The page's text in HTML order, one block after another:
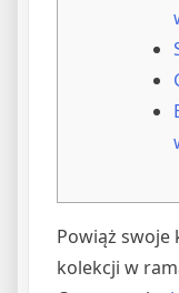
Powiąż swoje
kolekcji w